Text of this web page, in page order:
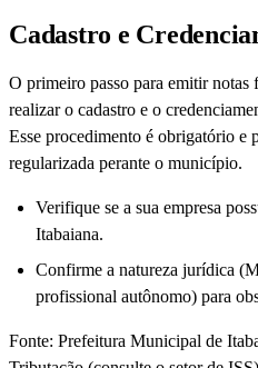
Cadastro e
O primeiro passo para emitir notas
realizar o cadastro e o
Esse procedimento é obrigatório e
regularizada perante o município.
Verifique se a sua empresa
Itabaiana.
Confirme a natureza jurídica
profissional autônomo) para
Fonte: Prefeitura Municipal de